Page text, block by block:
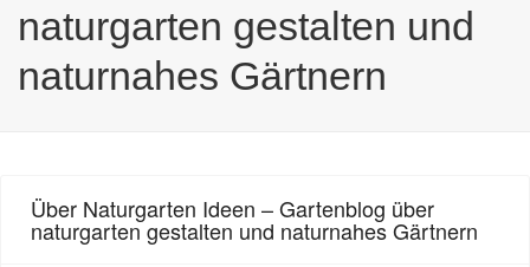
naturgarten gestalten und
naturnahes Gärtnern
Über Naturgarten Ideen – Gartenblog über
naturgarten gestalten und naturnahes Gärtnern